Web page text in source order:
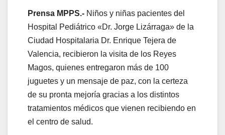
Prensa MPPS.- Niños y niñas pacientes del
Hospital Pediátrico «Dr. Jorge Lizárraga» de la
Ciudad Hospitalaria Dr. Enrique Tejera de
Valencia, recibieron la visita de los Reyes
Magos, quienes entregaron más de 100
juguetes y un mensaje de paz, con la certeza
de su pronta mejoría gracias a los distintos
tratamientos médicos que vienen recibiendo en
el centro de salud.